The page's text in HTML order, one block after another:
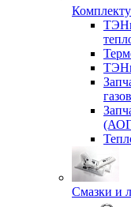
Смазки и